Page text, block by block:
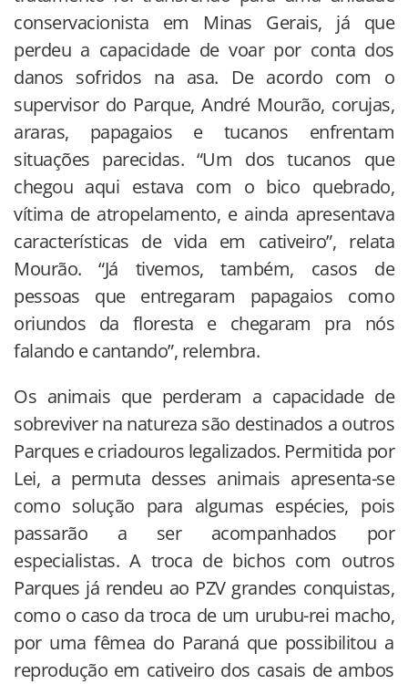
conservacionista em Minas Gerais, já que
perdeu a capacidade de voar por conta dos
danos sofridos na asa. De acordo com o
supervisor do Parque, André Mourão, corujas,
araras, papagaios e tucanos enfrentam
situações parecidas. “Um dos tucanos que
chegou aqui estava com o bico quebrado,
vítima de atropelamento, e ainda apresentava
características de vida em cativeiro”, relata
Mourão. “Já tivemos, também, casos de
pessoas que entregaram papagaios como
oriundos da floresta e chegaram pra nós
falando e cantando”, relembra.
Os animais que perderam a capacidade de
sobreviver na natureza são destinados a outros
Parques e criadouros legalizados. Permitida por
Lei, a permuta desses animais apresenta-se
como solução para algumas espécies, pois
passarão a ser acompanhados por
especialistas. A troca de bichos com outros
Parques já rendeu ao PZV grandes conquistas,
como o caso da troca de um urubu-rei macho,
por uma fêmea do Paraná que possibilitou a
reprodução em cativeiro dos casais de ambos